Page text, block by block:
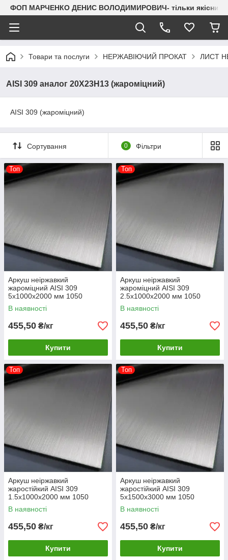
ФОП МАРЧЕНКО ДЕНИС ВОЛОДИМИРОВИЧ- тільки якісний
Товари та послуги НЕРЖАВІЮЧИЙ ПРОКАТ ЛИСТ
AISI 309 аналог 20Х23Н13 (жароміцний)
AISI 309 (жароміцний)
Сортування 0 Фільтри
Топ
Аркуш неіржавкий
жароміцний AISI 309
5х1000х2000 мм 1050
градусів
В наявності
455,50 ₴/кг
Купити
Топ
Аркуш неіржавкий
жароміцний AISI 309
2.5х1000х2000 мм 1050
градусів
В наявності
455,50 ₴/кг
Купити
Топ
Аркуш неіржавкий
жаростійкий AISI 309
1.5х1000х2000 мм 1050
градусів
В наявності
455,50 ₴/кг
Купити
Топ
Аркуш неіржавкий
жаростійкий AISI 309
5х1500х3000 мм 1050
градусів
В наявності
455,50 ₴/кг
Купити